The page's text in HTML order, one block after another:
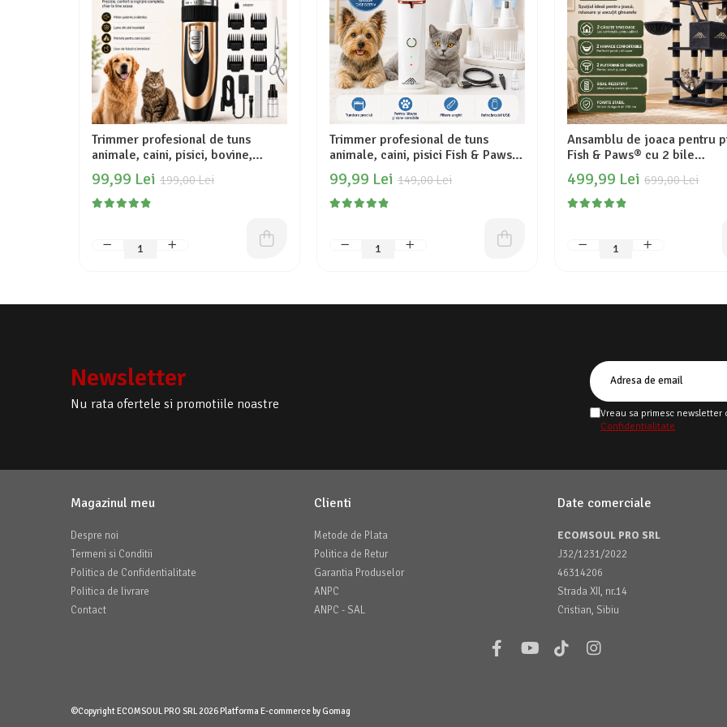
Trimmer profesional de tuns
animale, caini, pisici, bovine,
ovine, silentioasa, fara fir, usor de
folosit pentru incepatori, lama de
ceramica, 6 capete plus accesorii,
199,00 Lei
99,99 Lei
Trimmer profesional de tuns
animale, caini, pisici Fish & Paws,
cu 4 functii, 3 capete pentru
locurile greu accesibile si un
capat pentru pilirea unghiilor,
149,00 Lei
99,99 Lei
Ansamblu de joaca pentru
Fish & Paws® cu 2 bile
suspendate, stalpi din fibra
rezistenta din sisal pentru
2 platforme de observatie, 2
699,00 Lei
499,99 Lei
Newsletter
Nu rata ofertele si promotiile noastre
Vreau sa primesc
Confidentialitate
Magazinul meu
Despre noi
Termeni si Conditii
Politica de Confidentialitate
Politica de livrare
Contact
Clienti
Metode de Plata
Politica de Retur
Garantia Produselor
ANPC
ANPC - SAL
Date comerciale
ECOMSOUL PRO SRL
J32/1231/2022
46314206
Strada XII, nr.14
Cristian, Sibiu
©Copyright ECOMSOUL PRO SRL 2026Platforma E-commerce by Gomag